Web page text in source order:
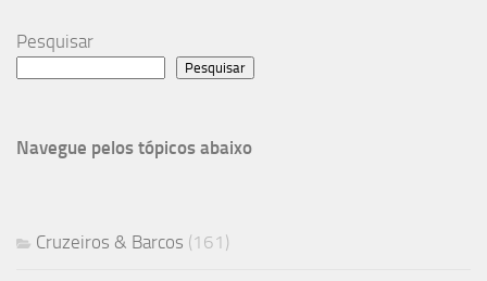
Pesquisar
Pesquisar
Navegue pelos tópicos abaixo
Cruzeiros & Barcos (161)